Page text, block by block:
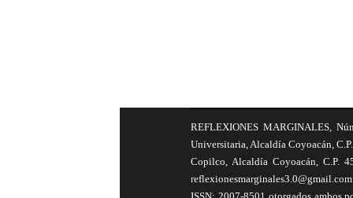
REFLEXIONES MARGINALES,
Universitaria, Alcaldía Coyoacán,
Copilco, Alcaldía Coyoacán, C.P.